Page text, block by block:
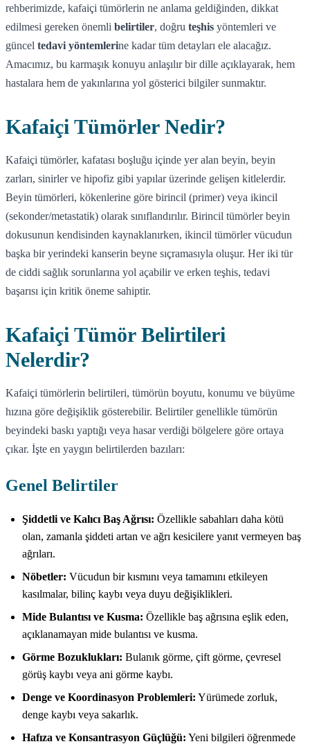
rehberimizde, kafaiçi tümörlerin ne anlama geldiğinden, dikkat
edilmesi gereken önemli belirtiler, doğru teşhis yöntemleri ve
güncel tedavi yöntemlerine kadar tüm detayları ele alacağız.
Amacımız, bu karmaşık konuyu anlaşılır bir dille açıklayarak, hem
hastalara hem de yakınlarına yol gösterici bilgiler sunmaktır.
Kafaiçi Tümörler Nedir?
Kafaiçi tümörler, kafatası boşluğu içinde yer alan beyin, beyin
zarları, sinirler ve hipofiz gibi yapılar üzerinde gelişen kitlelerdir.
Beyin tümörleri, kökenlerine göre birincil (primer) veya ikincil
(sekonder/metastatik) olarak sınıflandırılır. Birincil tümörler beyin
dokusunun kendisinden kaynaklanırken, ikincil tümörler vücudun
başka bir yerindeki kanserin beyne sıçramasıyla oluşur. Her iki tür
de ciddi sağlık sorunlarına yol açabilir ve erken teşhis, tedavi
başarısı için kritik öneme sahiptir.
Kafaiçi Tümör Belirtileri
Nelerdir?
Kafaiçi tümörlerin belirtileri, tümörün boyutu, konumu ve büyüme
hızına göre değişiklik gösterebilir. Belirtiler genellikle tümörün
beyindeki baskı yaptığı veya hasar verdiği bölgelere göre ortaya
çıkar. İşte en yaygın belirtilerden bazıları:
Genel Belirtiler
Şiddetli ve Kalıcı Baş Ağrısı: Özellikle sabahları daha kötü
olan, zamanla şiddeti artan ve ağrı kesicilere yanıt vermeyen baş
ağrıları.
Nöbetler: Vücudun bir kısmını veya tamamını etkileyen
kasılmalar, bilinç kaybı veya duyu değişiklikleri.
Mide Bulantısı ve Kusma: Özellikle baş ağrısına eşlik eden,
açıklanamayan mide bulantısı ve kusma.
Görme Bozuklukları: Bulanık görme, çift görme, çevresel
görüş kaybı veya ani görme kaybı.
Denge ve Koordinasyon Problemleri: Yürümede zorluk,
denge kaybı veya sakarlık.
Hafıza ve Konsantrasyon Güçlüğü: Yeni bilgileri öğrenmede